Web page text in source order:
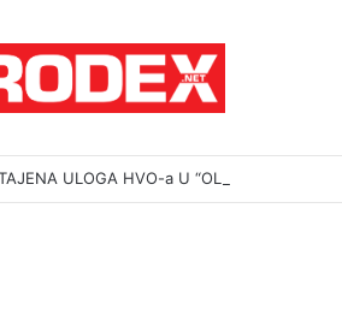
ULOGA HVO-a U “OLUJI”